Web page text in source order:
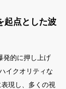
起点とした波
発的に押し上げ
イクオリティな
現し、多くの視